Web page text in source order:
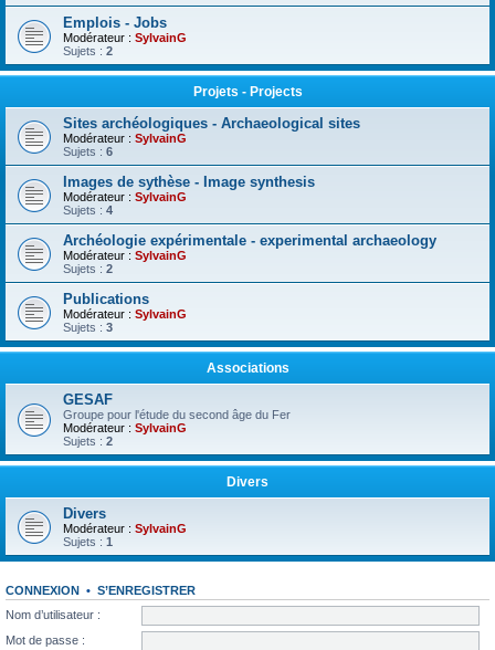
Emplois - Jobs
Modérateur : SylvainG
Sujets : 2
Projets - Projects
Sites archéologiques - Archaeological sites
Modérateur : SylvainG
Sujets : 6
Images de sythèse - Image synthesis
Modérateur : SylvainG
Sujets : 4
Archéologie expérimentale - experimental archaeology
Modérateur : SylvainG
Sujets : 2
Publications
Modérateur : SylvainG
Sujets : 3
Associations
GESAF
Groupe pour l'étude du second âge du Fer
Modérateur : SylvainG
Sujets : 2
Divers
Divers
Modérateur : SylvainG
Sujets : 1
CONNEXION • S’ENREGISTRER
Nom d’utilisateur :
Mot de passe :